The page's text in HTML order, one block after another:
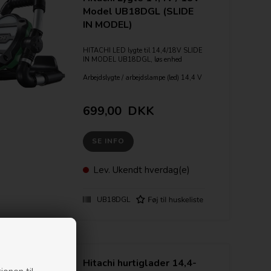
Model UB18DGL (SLIDE
IN MODEL)
HITACHI LED lygte til 14,4/18V SLIDE
IN MODEL UB18DGL, løs enhed
Arbejdslygte / arbejdslampe (led) 14,4 V
Brændetid ved battere BSL1840:
250 lm: 5 timer, 140 lm: 11,5 timer.
699,00DKK
SE INFO
Lev. Ukendt hverdag(e)
UB18DGL
Hitachi hurtiglader 14,4-